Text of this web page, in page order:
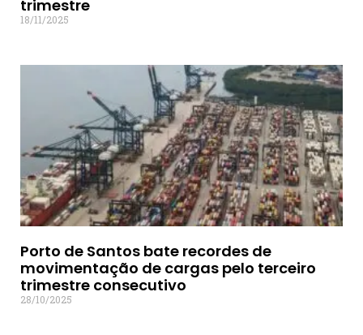
trimestre
18/11/2025
Porto de Santos bate recordes de
movimentação de cargas pelo terceiro
trimestre consecutivo
28/10/2025